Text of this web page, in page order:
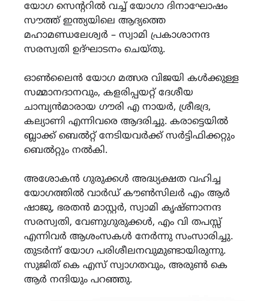
യോഗ സെന്ററിൽ വച്ച് യോഗാ ദിനാഘോഷം
സൗത്ത് ഇന്ത്യയിലെ ആദ്യത്തെ
മഹാമണ്ഡലേശ്വർ – സ്വാമി പ്രകാശാനന്ദ
സരസ്വതി ഉദ്ഘാടനം ചെയ്തു.
ഓൺലൈൻ യോഗ മത്സര വിജയി കൾക്കുള്ള
സമ്മാനദാനവും, കളരിപ്പയറ്റ് ദേശീയ
ചാമ്പ്യൻമാരായ ഗൗരി എ നായർ, ശ്രീഭദ്ര,
കല്യാണി എന്നിവരെ ആദരിച്ചു. കരാട്ടെയിൽ
ബ്ലാക്ക് ബെൽറ്റ് നേടിയവർക്ക് സർട്ടിഫിക്കറ്റും
ബെൽറ്റും നൽകി.
അശോകൻ ഗുരുക്കൾ അദ്ധ്യക്ഷത വഹിച്ച
യോഗത്തിൽ വാർഡ് കൗൺസിലർ എം ആർ
ഷാജു, ഭരതൻ മാസ്റ്റർ, സ്വാമി കൃഷ്ണാനന്ദ
സരസ്വതി, വേണുഗുരുക്കൾ, എം വി തപസ്സ്
എന്നിവർ ആശംസകൾ നേർന്നു സംസാരിച്ചു.
തുടർന്ന് യോഗ പരിശീലനവുമുണ്ടായിരുന്നു.
സുജിത് കെ എസ് സ്വാഗതവും, അരുൺ കെ
ആർ നന്ദിയും പറഞ്ഞു.